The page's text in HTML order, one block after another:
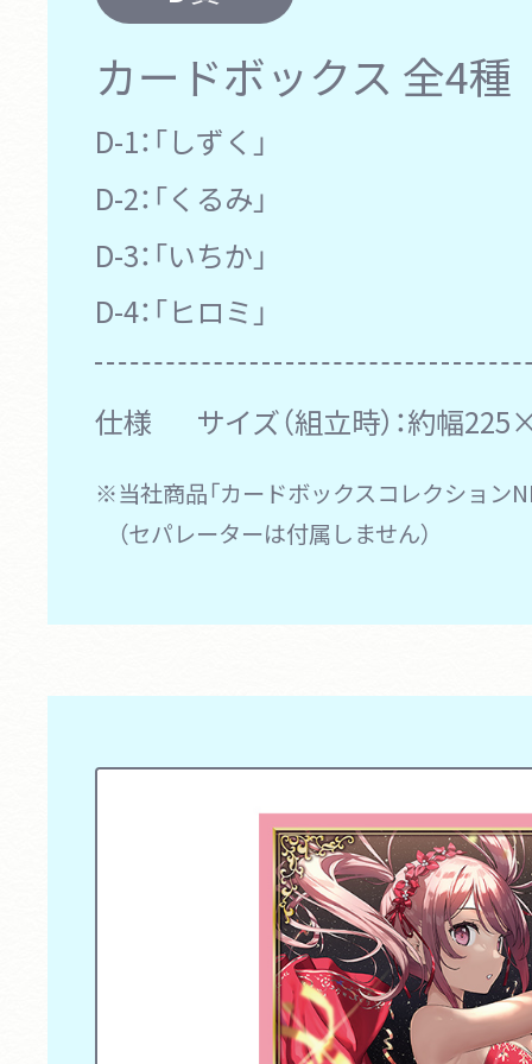
カードボックス 全4種
D-1： 「しずく」
D-2： 「くるみ」
D-3： 「いちか」
D-4： 「ヒロミ」
仕様 サイズ（組立時）：約幅
※当社商品「カードボックスコレクション
（セパレーターは付属しません）